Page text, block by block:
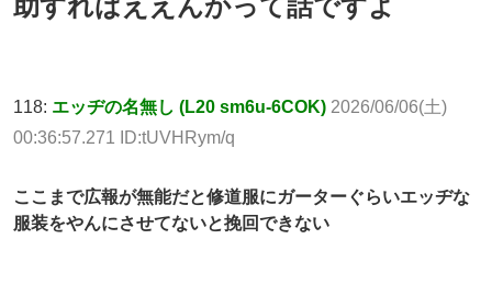
118: エッヂの名無し (L20 sm6u-6COK) 2026/06/06(土)
00:36:57.271 ID:tUVHRym/q
ここまで広報が無能だと修道服にガーターぐらいエッヂな
服装をやんにさせてないと挽回できない